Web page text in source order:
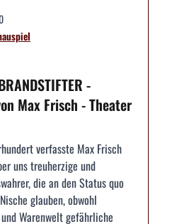
-
Max Frisch - Theater
verfasste Max Frisch
uns treuherzige und
die an den Status quo
glauben, obwohl
Warenwelt gefährliche